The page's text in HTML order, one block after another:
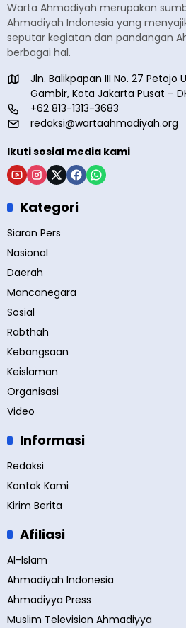
Warta Ahmadiyah merupakan
Ahmadiyah Indonesia yang
seputar kegiatan dan pandangan
berbagai hal.
Jln. Balikpapan III No. 27 Petojo
Gambir, Kota Jakarta Pusat –
+62 813-1313-3683
redaksi@wartaahmadiyah.org
Ikuti sosial media kami
Kategori
Siaran Pers
Nasional
Daerah
Mancanegara
Sosial
Rabthah
Kebangsaan
Keislaman
Organisasi
Video
Informasi
Redaksi
Kontak Kami
Kirim Berita
Afiliasi
Al-Islam
Ahmadiyah Indonesia
Ahmadiyya Press
Muslim Television Ahmadiyya